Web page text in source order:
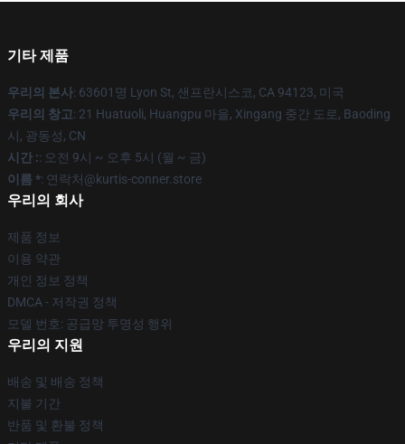
기타 제품
우리의 본사: 63601명 Lyon St, 샌프란시스코, CA 94123, 미국
우리의 창고: 21 Huatuoli, Huangpu 마을, Xingang 중간 도로, Baoding
시, 광동성, CN
시간 :: 오전 9시 ~ 오후 5시 (월 ~ 금)
이름 *: 연락처@kurtis-conner.store
우리의 회사
제품 정보
이용 약관
개인 정보 정책
DMCA - 저작권 정책
모델 번호: 공급망 투명성 행위
우리의 지원
배송 및 배송 정책
지불 기간
반품 및 환불 정책